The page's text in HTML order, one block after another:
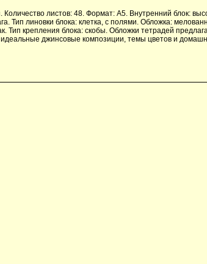
Количество листов: 48. Формат: А5. Внутренний блок:
Тип линовки блока: клетка, с полями. Обложка:
Тип крепления блока: скобы. Обложки тетрадей
джинсовые композиции, темы цветов и